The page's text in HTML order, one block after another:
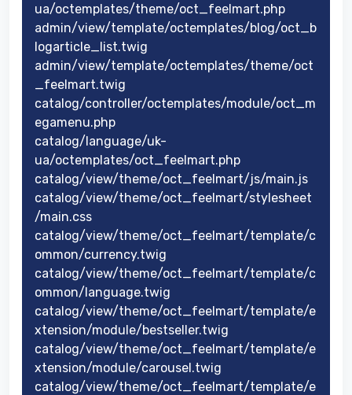
ua/octemplates/theme/oct_feelmart.php
admin/view/template/octemplates/blog/oct_b
logarticle_list.twig
admin/view/template/octemplates/theme/oct
_feelmart.twig
catalog/controller/octemplates/module/oct_m
egamenu.php
catalog/language/uk-
ua/octemplates/oct_feelmart.php
catalog/view/theme/oct_feelmart/js/main.js
catalog/view/theme/oct_feelmart/stylesheet
/main.css
catalog/view/theme/oct_feelmart/template/c
ommon/currency.twig
catalog/view/theme/oct_feelmart/template/c
ommon/language.twig
catalog/view/theme/oct_feelmart/template/e
xtension/module/bestseller.twig
catalog/view/theme/oct_feelmart/template/e
xtension/module/carousel.twig
catalog/view/theme/oct_feelmart/template/e